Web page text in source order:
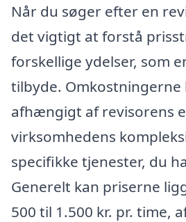
Når du søger efter en
det vigtigt at forstå
forskellige ydelser, som
tilbyde. Omkostningerne
afhængigt af revisorens
virksomhedens
specifikke tjenester, du
Generelt kan priserne
500 til 1.500 kr. pr. time,